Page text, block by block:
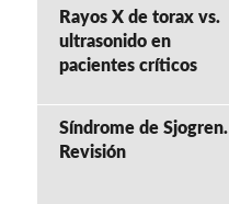
Rayos X de torax vs.
ultrasonido en
pacientes críticos
Síndrome de Sjogren.
Revisión